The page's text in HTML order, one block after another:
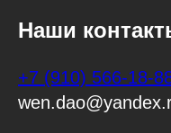
Наши
+7 (910) 566-18-